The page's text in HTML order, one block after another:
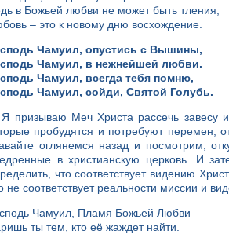
в Божьей любви не может быть тления,
– это к новому дню восхождение.
Чамуил, опустись с Вышины,
Чамуил, в нежнейшей любви.
Чамуил, всегда тебя помню,
Чамуил, сойди, Святой Голубь.
призываю Меч Христа рассечь завесу
пробудятся и потребуют перемен,
оглянемся назад и посмотрим,
в христианскую церковь. И
что соответствует видению
не соответствует реальности миссии и
Чамуил, Пламя Божьей Любви
ты тем, кто её жаждет найти.